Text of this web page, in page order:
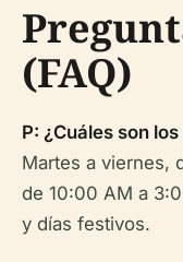
(FAQ)
P: ¿Cuáles son
Martes a viernes,
de 10:00 AM a
y días festivos.